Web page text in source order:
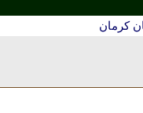
كرمان